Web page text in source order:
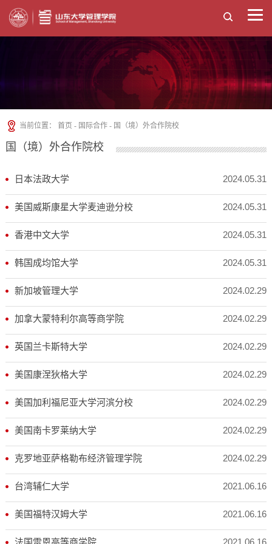
当前位置： 首页 - 国际合作 - 国（境）外合作院校
国（境）外合作院校
2024.05.31
日本法政大学
2024.05.31
美国威斯康星大学麦迪逊分校
2024.05.31
香港中文大学
2024.05.31
韩国成均馆大学
2024.02.29
新加坡管理大学
2024.02.29
加拿大蒙特利尔高等商学院
2024.02.29
英国兰卡斯特大学
2024.02.29
美国康涅狄格大学
2024.02.29
美国加利福尼亚大学河滨分校
2024.02.29
美国南卡罗莱纳大学
2024.02.29
克罗地亚萨格勒布经济管理学院
2021.06.16
台湾辅仁大学
2021.06.16
美国福特汉姆大学
2021.06.16